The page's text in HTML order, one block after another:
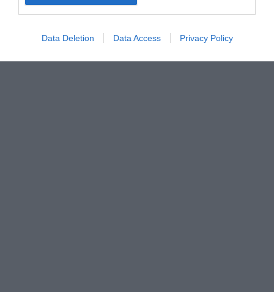
Data Deletion Data Access Privacy Policy